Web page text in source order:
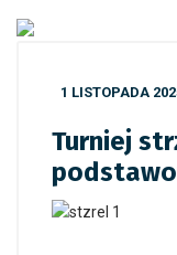
1 LISTOPADA
Turniej